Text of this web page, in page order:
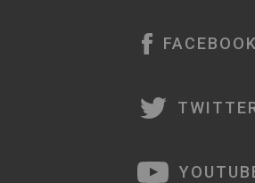
FACEBOOK